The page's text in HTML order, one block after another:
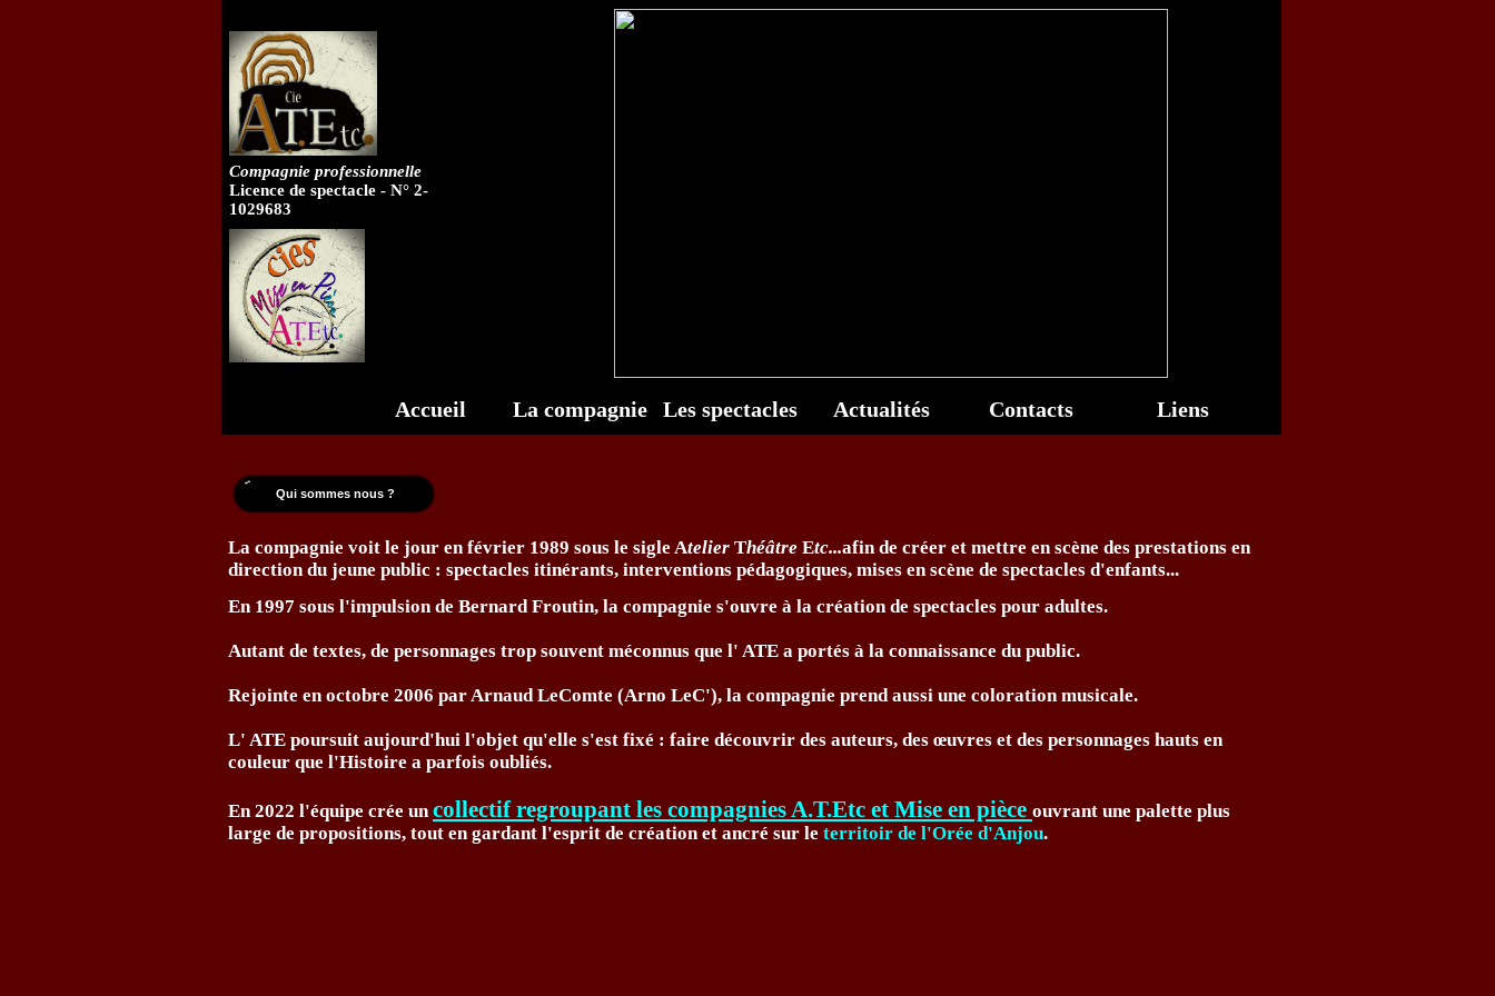
Compagnie professionnelle
Licence de spectacle - N° 2-
1029683
La compagnie voit le jour en février 1989 sous le sigle Atelier Théâtre Etc...afin de créer et mettre en scène des prestations en
direction du jeune public : spectacles itinérants, interventions pédagogiques, mises en scène de spectacles d'enfants...
En 1997 sous l'impulsion de Bernard Froutin, la compagnie s'ouvre à la création de spectacles pour adultes.
Autant de textes, de personnages trop souvent méconnus que l' ATE a portés à la connaissance du public.
Rejointe en octobre 2006 par Arnaud LeComte (Arno LeC'), la compagnie prend aussi une coloration musicale.
L' ATE poursuit aujourd'hui l'objet qu'elle s'est fixé : faire découvrir des auteurs, des œuvres et des personnages hauts en
couleur que l'Histoire a parfois oubliés.
En 2022 l'équipe crée uncollectif regroupant les compagnies A.T.Etc et Mise en pièce ouvrant une palette plus
large de propositions, tout en gardant l'esprit de création et ancré sur le territoir de l'Orée d'Anjou.
Qui sommes nous ?
Accueil La compagnie Les spectacles Actualités Contacts Liens